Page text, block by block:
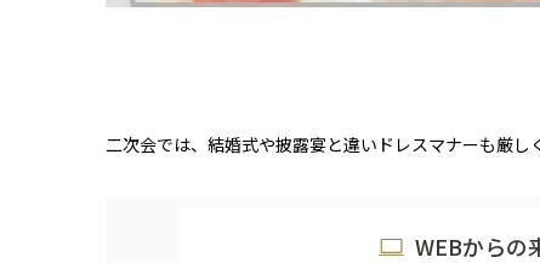
二次会では、結婚式や披露宴と違いドレスマナーも厳
WEBからの